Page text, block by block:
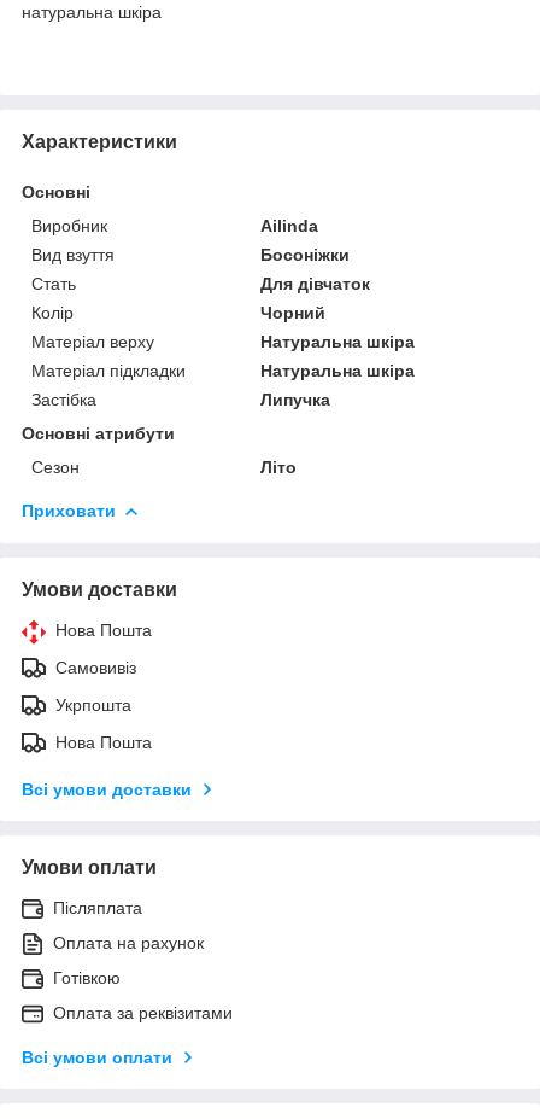
натуральна шкіра
Характеристики
Основні
Виробник
Ailinda
Вид взуття
Босоніжки
Стать
Для дівчаток
Колір
Чорний
Матеріал верху
Натуральна шкіра
Матеріал підкладки
Натуральна шкіра
Застібка
Липучка
Основні атрибути
Сезон
Літо
Приховати
Умови доставки
Нова Пошта
Самовивіз
Укрпошта
Нова Пошта
Всі умови доставки
Умови оплати
Післяплата
Оплата на рахунок
Готівкою
Оплата за реквізитами
Всі умови оплати